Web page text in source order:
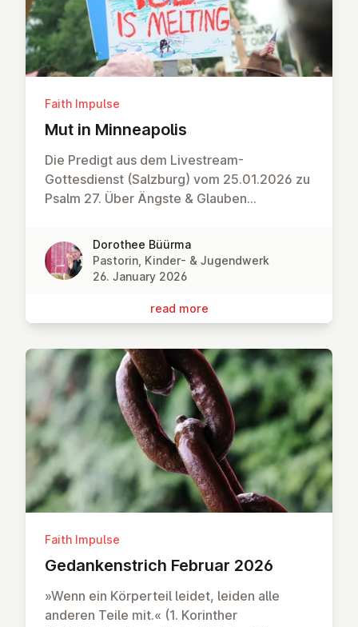
Faith Impulse
Mut in Min­neapol­is
Die Predigt aus dem Livestream-
Gottesdienst (Salzburg) vom 25.01.2026 zu
Psalm 27. Über Ängste & Glauben...
Dorothee Büürma
Pastorin, Kinder- & Jugendwerk
26. January 2026
read more
Faith Impulse
Gedanken­strich Februar 2026
»Wenn ein Körperteil leidet, leiden alle
anderen Teile mit.« (1. Korinther